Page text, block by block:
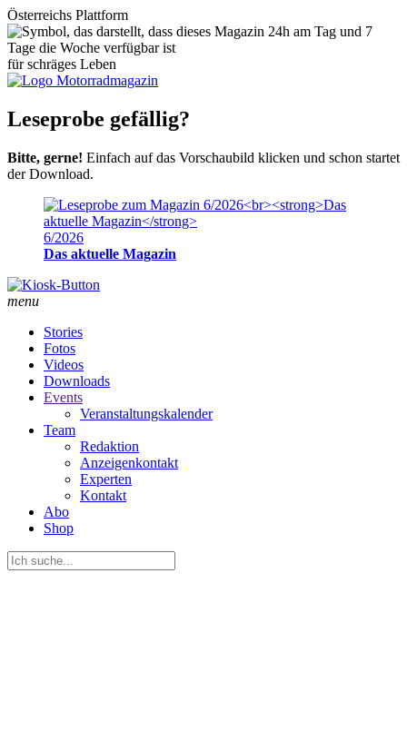
Österreichs Plattform
für schräges Leben
Leseprobe gefällig?
Bitte, gerne! Einfach auf das Vorschaubild klicken und schon startet
der Download.
6/2026
Das aktuelle Magazin
menu
Stories
Fotos
Videos
Downloads
Events
Veranstaltungskalender
Team
Redaktion
Anzeigenkontakt
Experten
Kontakt
Abo
Shop